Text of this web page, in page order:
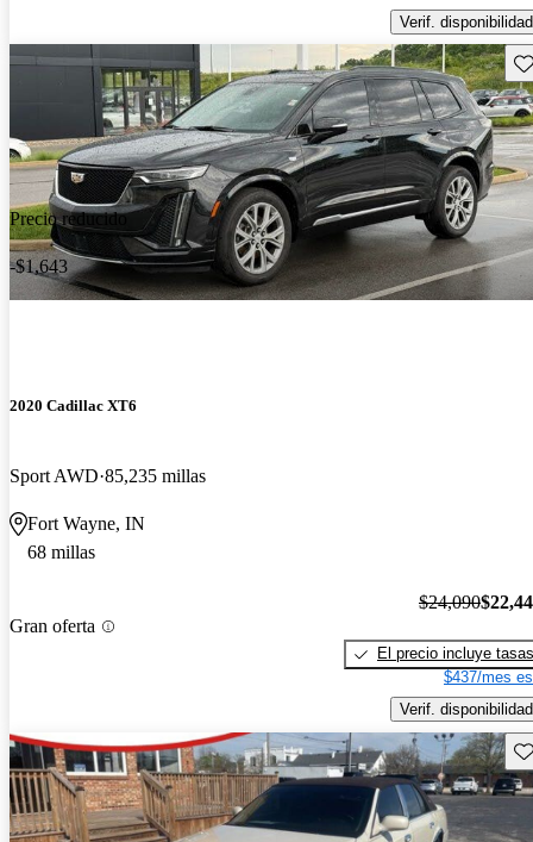
Verif. disponibilidad
Precio reducido
-$1,643
2020 Cadillac XT6
Sport AWD 85,235 millas
Fort Wayne, IN
68 millas
Gran oferta
$24,090
El precio incluye tasas
$437/mes
Verif. disponibilidad